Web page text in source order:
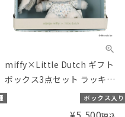
miffy×Little Dutch ギフト
ボックス3点セット ラッキー
リーブス
ボックス入り